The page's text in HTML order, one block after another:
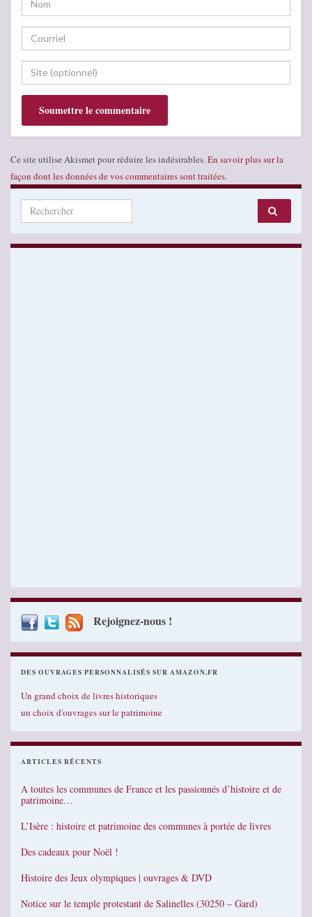
Ce site utilise Akismet pour réduire les indésirables. En savoir plus sur la
façon dont les données de vos commentaires sont traitées.
Search for:
Rejoignez-nous !
DES OUVRAGES PERSONNALISÉS SUR AMAZON.FR
Un grand choix de livres historiques
un choix d'ouvrages sur le patrimoine
ARTICLES RÉCENTS
A toutes les communes de France et les passionnés d’histoire et de
patrimoine…
L’Isère : histoire et patrimoine des communes à portée de livres
Des cadeaux pour Noël !
Histoire des Jeux olympiques | ouvrages & DVD
Notice sur le temple protestant de Salinelles (30250 – Gard)